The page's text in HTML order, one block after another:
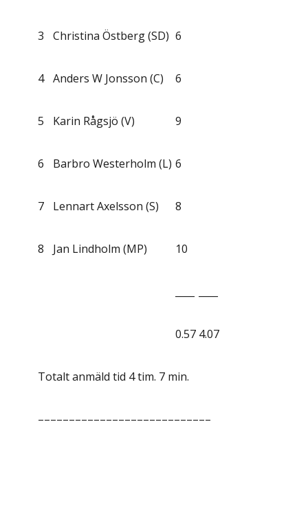
3 Christina Östberg (SD) 6
4 Anders W Jonsson (C) 6
5 Karin Rågsjö (V) 9
6 Barbro Westerholm (L) 6
7 Lennart Axelsson (S) 8
8 Jan Lindholm (MP) 10
0.57 4.07
Totalt anmäld tid 4 tim. 7 min.
––––––––––––––––––––––––––––